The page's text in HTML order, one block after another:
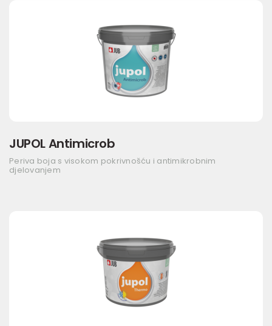
JUPOL Antimicrob
Periva boja s visokom pokrivnošću i antimikrobnim
djelovanjem